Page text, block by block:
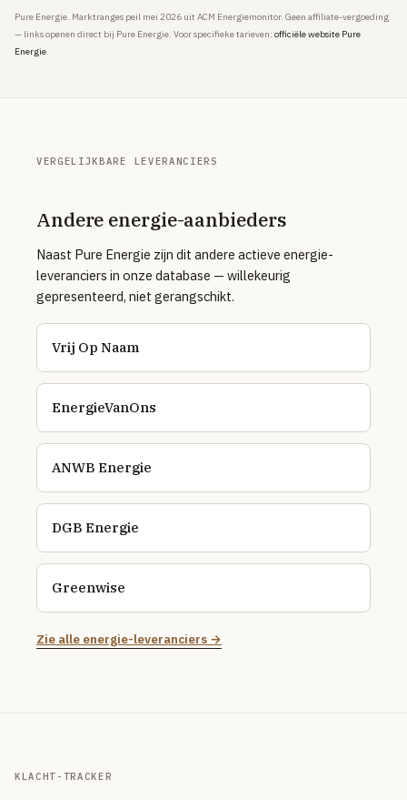
Pure Energie. Marktranges peil mei 2026 uit ACM Energiemonitor. Geen affiliate-vergoeding
— links openen direct bij Pure Energie. Voor specifieke tarieven: officiële website Pure
Energie.
VERGELIJKBARE LEVERANCIERS
Andere energie-aanbieders
Naast Pure Energie zijn dit andere actieve energie-
leveranciers in onze database — willekeurig
gepresenteerd, niet gerangschikt.
Vrij Op Naam
EnergieVanOns
ANWB Energie
DGB Energie
Greenwise
Zie alle energie-leveranciers →
KLACHT-TRACKER